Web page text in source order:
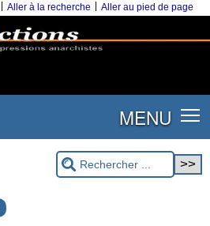
Aller à la recherche Aller au pied de page
MENU